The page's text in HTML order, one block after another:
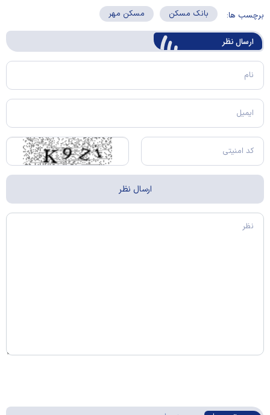
برچسب ها: بانک مسکن مسکن مهر
ارسال‌ نظر